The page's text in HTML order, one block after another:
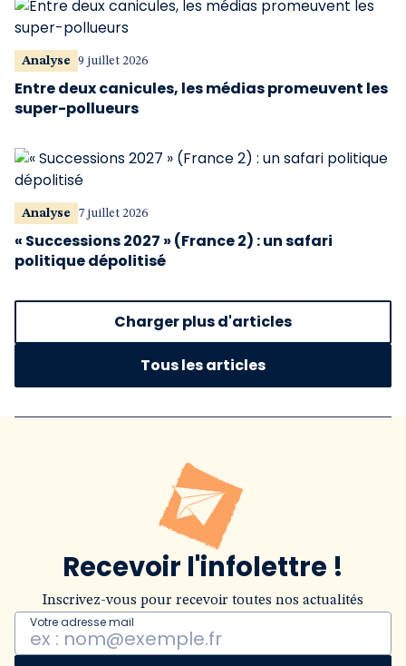
Analyse 9 juillet 2026
Entre deux canicules, les médias promeuvent les
super-pollueurs
Analyse 7 juillet 2026
« Successions 2027 » (France 2) : un safari
politique dépolitisé
Charger plus d'articles
Tous les articles
Recevoir l'infolettre !
Inscrivez-vous pour recevoir toutes nos actualités
Votre adresse mail